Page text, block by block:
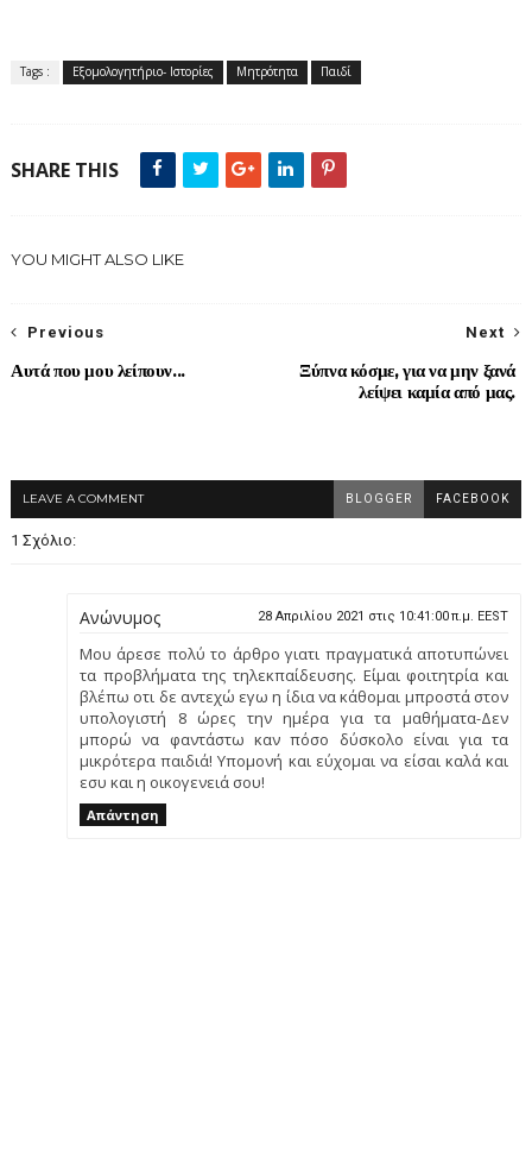
Tags : Εξομολογητήριο- Ιστορίες Μητρότητα Παιδί
SHARE THIS
YOU MIGHT ALSO LIKE
Next
Ξύπνα κόσμε, για να μην ξανά
λείψει καμία από μας.
Previous
Αυτά που μου λείπουν...
LEAVE A COMMENT BLOGGER FACEBOOK
1 Σχόλιο:
Ανώνυμος 28 Απριλίου 2021 στις 10:41:00 π.μ. EEST
Μου άρεσε πολύ το άρθρο γιατι πραγματικά αποτυπώνει
τα προβλήματα της τηλεκπαίδευσης. Είμαι φοιτητρία και
βλέπω οτι δε αντεχώ εγω η ίδια να κάθομαι μπροστά στον
υπολογιστή 8 ώρες την ημέρα για τα μαθήματα-Δεν
μπορώ να φαντάστω καν πόσο δύσκολο είναι για τα
μικρότερα παιδιά! Υπομονή και εύχομαι να είσαι καλά και
εσυ και η οικογενειά σου!
Απάντηση